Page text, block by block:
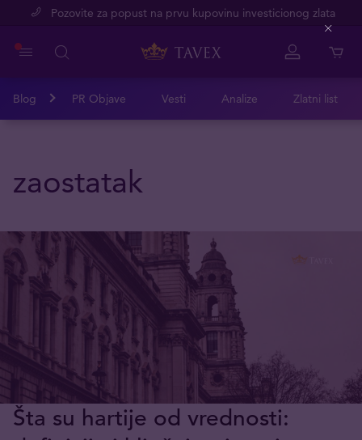
Pozovite za popust na prvu kupovinu investicionog zlata
Blog PR Objave Vesti Analize Zlatni list
zaostatak
Šta su hartije od vrednosti:
Close